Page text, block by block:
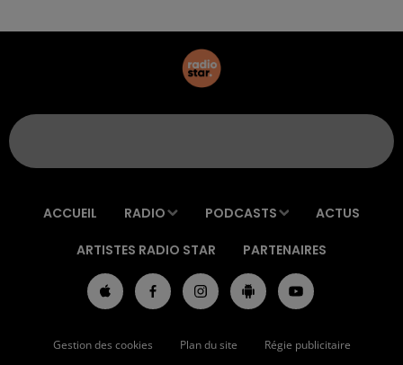
ACCUEIL RADIO PODCASTS ACTUS
ARTISTES RADIO STAR PARTENAIRES
Gestion des cookies Plan du site Régie publicitaire